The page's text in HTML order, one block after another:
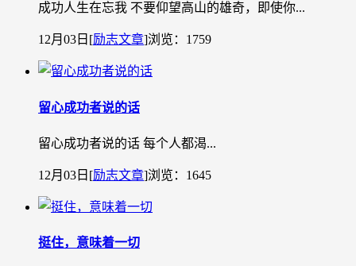
成功人生在忘我 不要仰望高山的雄奇，即使你...
12月03日 [励志文章]浏览：1759
留心成功者说的话
留心成功者说的话 每个人都渴...
12月03日 [励志文章]浏览：1645
挺住，意味着一切